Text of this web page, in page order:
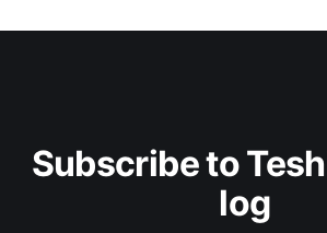
Subscribe to
log